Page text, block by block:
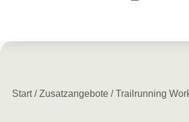
Start/Zusatzangebote / Trailrunning